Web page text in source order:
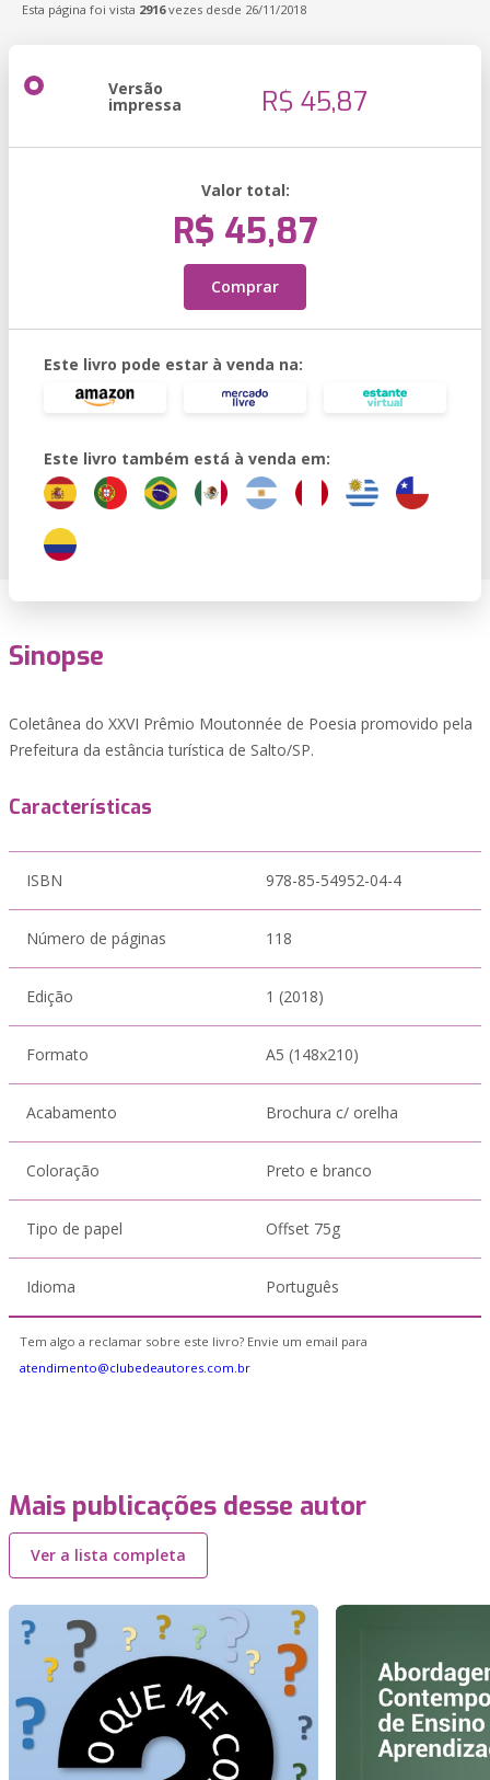
Esta página foi vista 2916vezes desde 26/11/2018
Versão
impressa R$ 45,87
Valor total:
R$ 45,87
Comprar
Este livro pode estar à venda na:
Este livro também está à venda em:
Sinopse
Coletânea do XXVI Prêmio Moutonnée de Poesia promovido pela
Prefeitura da estância turística de Salto/SP.
Características
ISBN 978-85-54952-04-4
Número de páginas 118
Edição 1 (2018)
Formato A5 (148x210)
Acabamento Brochura c/ orelha
Coloração Preto e branco
Tipo de papel Offset 75g
Idioma Português
Tem algo a reclamar sobre este livro? Envie um email para
atendimento@clubedeautores.com.br
Mais publicações desse autor
Ver a lista completa